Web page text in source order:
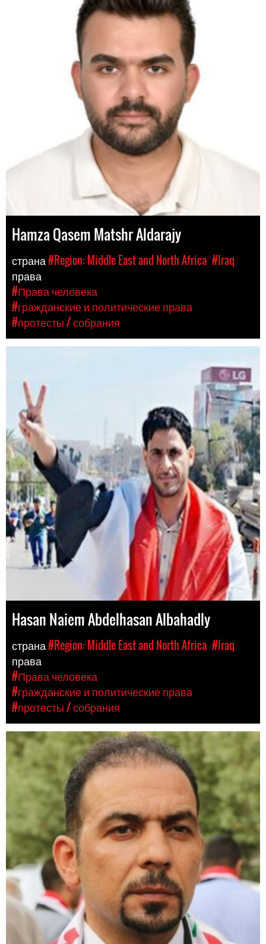
Hamza Qasem Matshr Aldarajy
страна#Region: Middle East and North Africa #Iraq
права
#Права человека
#гражданские и политические права
#протесты / собрания
Hasan Naiem Abdelhasan Albahadly
страна#Region: Middle East and North Africa #Iraq
права
#Права человека
#гражданские и политические права
#протесты / собрания